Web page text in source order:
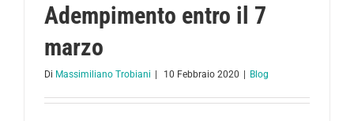
Adempimento entro il 7
marzo
Di Massimiliano Trobiani 10 Febbraio 2020 Blog